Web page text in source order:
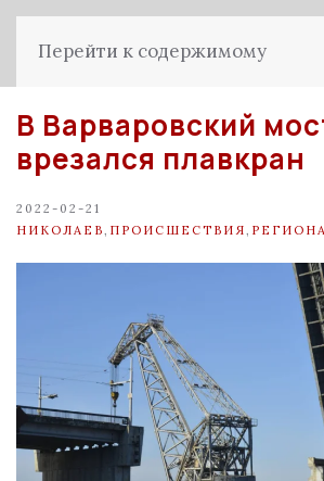
Перейти к содержимому
В Варваровский
врезался плавкран
2022-02-21
НИКОЛАЕВ ПРОИСШЕСТВИЯ